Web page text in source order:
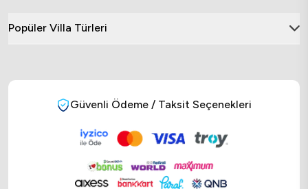
Popüler Villa Türleri
Güvenli Ödeme / Taksit Seçenekleri